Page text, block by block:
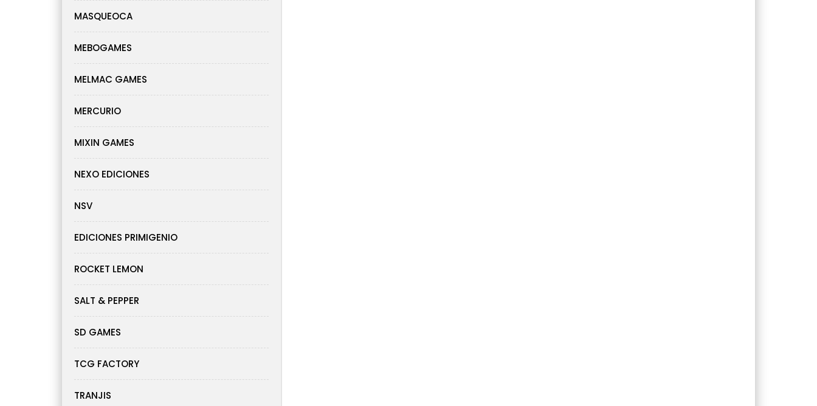
MASQUEOCA
MEBOGAMES
MELMAC GAMES
MERCURIO
MIXIN GAMES
NEXO EDICIONES
NSV
EDICIONES PRIMIGENIO
ROCKET LEMON
SALT & PEPPER
SD GAMES
TCG FACTORY
TRANJIS